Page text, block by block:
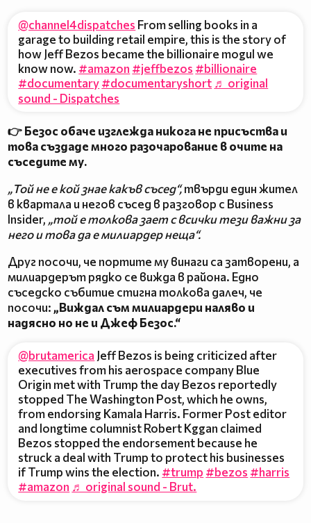
@channel4dispatches From selling books in a
garage to building retail empire, this is the story of
how Jeff Bezos became the billionaire mogul we
know now. #amazon #jeffbezos #billionaire
#documentary#documentaryshort ♬ original
sound - Dispatches
👉 Безос обаче изглежда никога не присъства и
това създаде много разочарование в очите на
съседите му.
„Той не е кой знае какъв съсед“,твърди един жител
в квартала и негов съсед в разговор с Business
Insider, „той е толкова зает с всички тези важни за
него и това да е милиардер неща“.
Друг посочи, че портите му винаги са затворени, а
милиардерът рядко се вижда в района. Едно
съседско събитие стигна толкова далеч, че
посочи: „Виждал съм милиардери наляво и
надясно но не и Джеф Безос.“
@brutamerica Jeff Bezos is being criticized after
executives from his aerospace company Blue
Origin met with Trump the day Bezos reportedly
stopped The Washington Post, which he owns,
from endorsing Kamala Harris. Former Post editor
and longtime columnist Robert Kggan claimed
Bezos stopped the endorsement because he
struck a deal with Trump to protect his businesses
if Trump wins the election. #trump #bezos #harris
#amazon ♬ original sound - Brut.